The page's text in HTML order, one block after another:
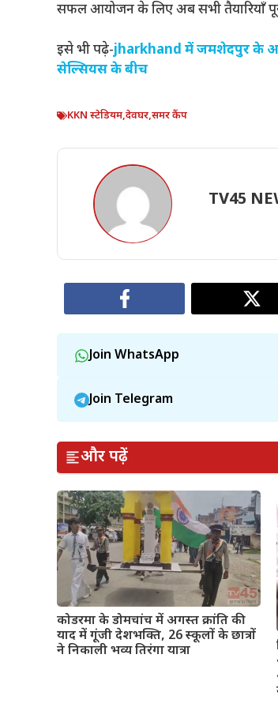
सफल आयोजन के लिए अब सभी तैयारियाँ
इसे भी पढ़े-jharkhand में जमशेदपुर के
सेल्सियस के बीच
KKN स्टेडियम,देवघर,समर कैंप
TV45
Join WhatsApp
Join Telegram
और पढ़ें
कोडरमा के डोमचांच में अगस्त क्रांति की
याद में गूंजी देशभक्ति, 26 स्कूलों के छात्रों
ने निकाली भव्य तिरंगा यात्रा